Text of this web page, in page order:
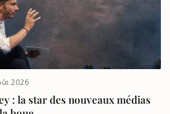
2026
: la star des nouveaux médias